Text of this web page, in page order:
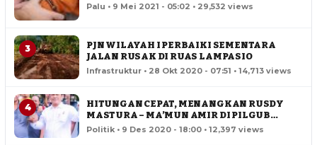
Palu • 9 Mei 2021 - 05:02 • 29,532 views
3
PJN WILAYAH I PERBAIKI SEMENTARA
JALAN RUSAK DI RUAS LAMPASIO
Infrastruktur • 28 Okt 2020 - 07:51 • 14,713 views
4
HITUNGAN CEPAT, MENANGKAN RUSDY
MASTURA – MA’MUN AMIR DI PILGUB
SULTENG
Politik • 9 Des 2020 - 18:00 • 12,397 views